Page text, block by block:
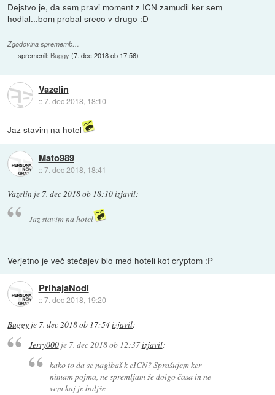
Dejstvo je, da sem pravi moment z ICN zamudil ker sem
hodlal...bom probal sreco v drugo :D
Zgodovina sprememb…
spremenil: Buggy (7. dec 2018 ob 17:56)
Vazelin
::7. dec 2018, 18:10
Jaz stavim na hotel
Mato989
::7. dec 2018, 18:41
Vazelin je 7. dec 2018 ob 18:10izjavil:
Jaz stavim na hotel
Verjetno je več stečajev blo med hoteli kot cryptom :P
PrihajaNodi
::7. dec 2018, 19:20
Buggy je 7. dec 2018 ob 17:54izjavil:
Jerry000je 7. dec 2018 ob 12:37izjavil:
kako to da se nagibaš k eICN? Sprašujem ker
nimam pojma, ne spremljam že dolgo časa in ne
vem kaj je boljše